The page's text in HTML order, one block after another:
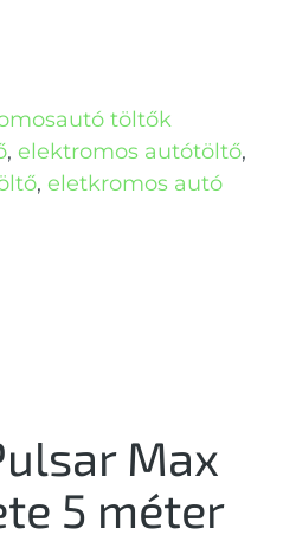
töltők
, elektromos autótöltő,
, eletkromos autó
Max
5 méter